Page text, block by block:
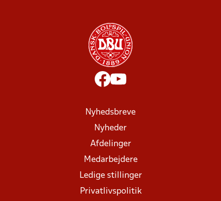
Nyhedsbreve
Nyheder
Afdelinger
Medarbejdere
Ledige stillinger
Privatlivspolitik